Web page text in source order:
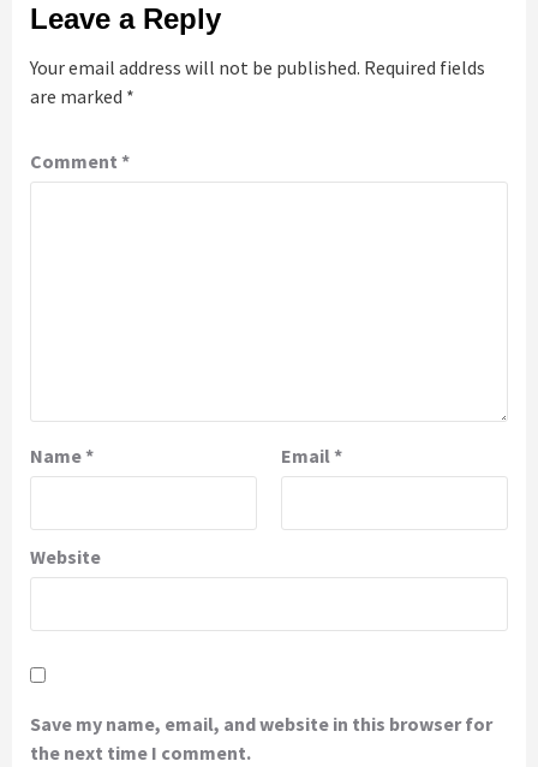
Leave a Reply
Your email address will not be published. Required fields
are marked *
Comment *
Name* Email *
Website
Save my name, email, and website in this browser for
the next time I comment.